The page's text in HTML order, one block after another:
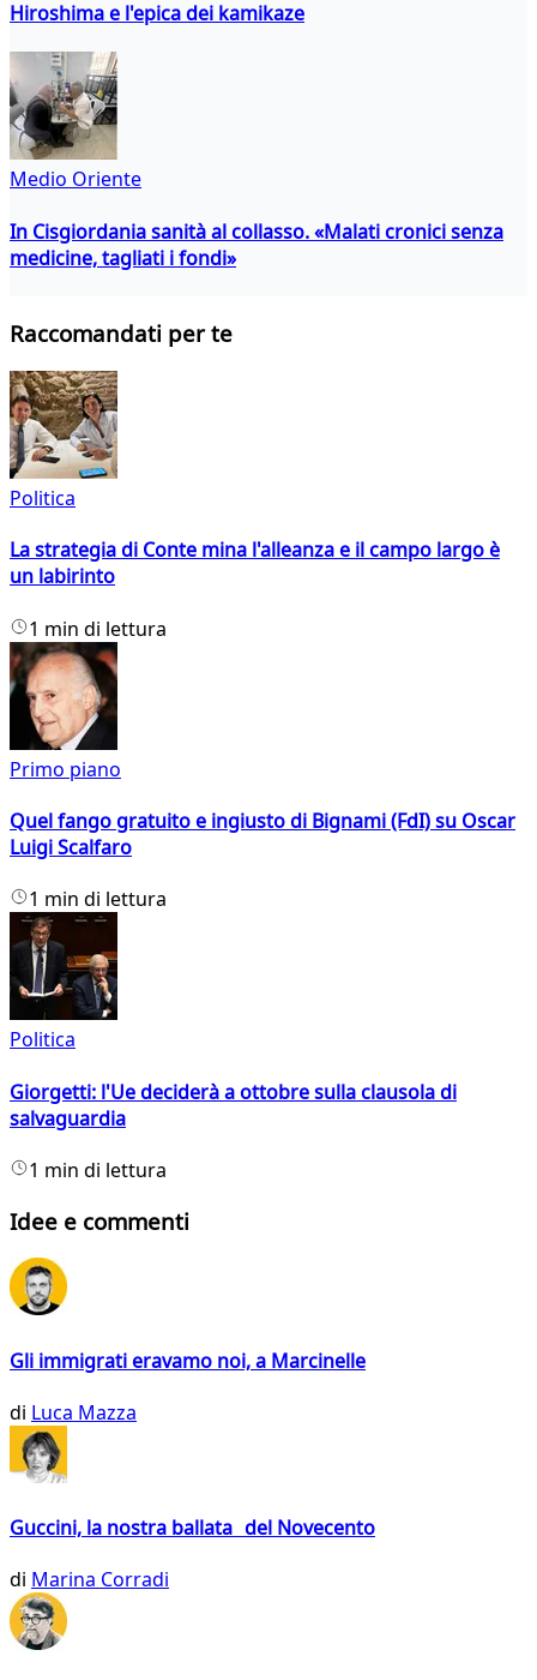
Hiroshima e l'epica dei kamikaze
Medio Oriente
In Cisgiordania sanità al collasso. «Malati cronici senza
medicine, tagliati i fondi»
Raccomandati per te
Politica
La strategia di Conte mina l'alleanza e il campo largo è
un labirinto
1 min di lettura
Primo piano
Quel fango gratuito e ingiusto di Bignami (FdI) su Oscar
Luigi Scalfaro
1 min di lettura
Politica
Giorgetti: l'Ue deciderà a ottobre sulla clausola di
salvaguardia
1 min di lettura
Idee e commenti
Gli immigrati eravamo noi, a Marcinelle
di Luca Mazza
Guccini, la nostra ballata del Novecento
di Marina Corradi